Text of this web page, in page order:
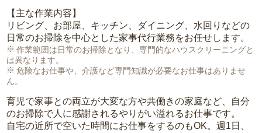
【主な作業内容】
リビング、お部屋、キッチン、ダイニング、水回りなどの
日常のお掃除を中心とした家事代行業務をお任せします。
作業範囲は日常のお掃除となり、専門的なハウスクリーニングと
は異なります。
危険なお仕事や、介護など専門知識が必要なお仕事はありませ
ん。
育児で家事との両立が大変な方や共働きの家庭など、自分
のお掃除で人に感謝されるやりがい溢れるお仕事です。
自宅の近所で空いた時間にお仕事をするのもOK。週1日、